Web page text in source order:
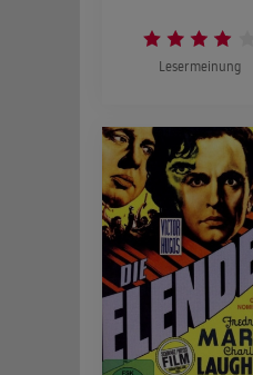
Lesermeinung